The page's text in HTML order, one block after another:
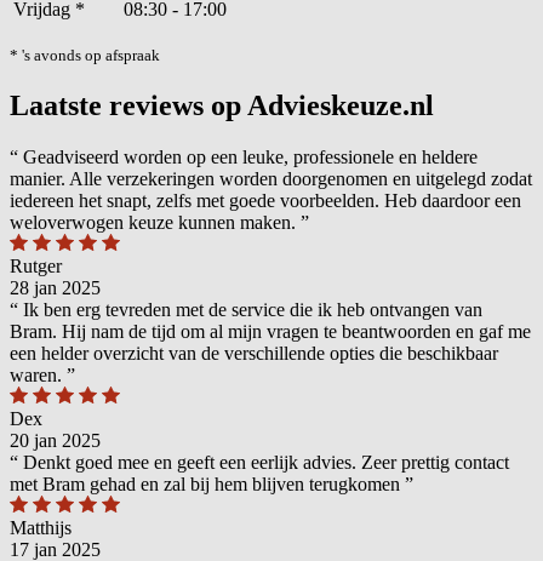
Vrijdag * 08:30 - 17:00
* 's avonds op afspraak
Laatste reviews op Advieskeuze.nl
“ Geadviseerd worden op een leuke, professionele en heldere
manier. Alle verzekeringen worden doorgenomen en uitgelegd zodat
iedereen het snapt, zelfs met goede voorbeelden. Heb daardoor een
weloverwogen keuze kunnen maken. ”
Rutger
28 jan 2025
“ Ik ben erg tevreden met de service die ik heb ontvangen van
Bram. Hij nam de tijd om al mijn vragen te beantwoorden en gaf me
een helder overzicht van de verschillende opties die beschikbaar
waren. ”
Dex
20 jan 2025
“ Denkt goed mee en geeft een eerlijk advies. Zeer prettig contact
met Bram gehad en zal bij hem blijven terugkomen ”
Matthijs
17 jan 2025